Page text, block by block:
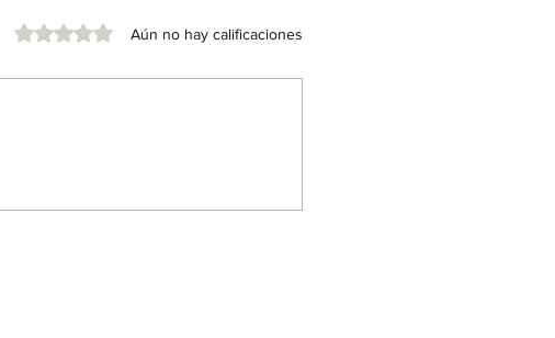
Obtuvo 0 de 5 estrellas.Aún no hay calificaciones